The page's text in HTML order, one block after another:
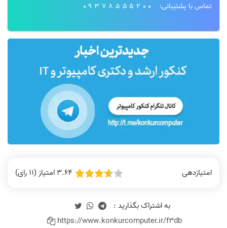
تماس با پشتیبانی: 09378555200
امتیازدهی 3.64 امتیاز (11 رای)
https://www.konkurcomputer.ir/f3db